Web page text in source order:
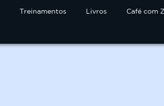
Treinamentos Livros Café com